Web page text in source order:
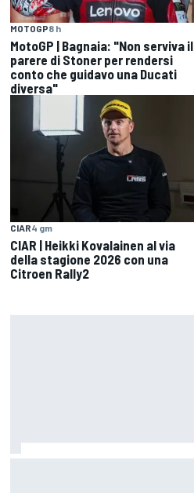
MOTOGP8 h
MotoGP | Bagnaia: "Non serviva il
parere di Stoner per rendersi
conto che guidavo una Ducati
diversa"
CIAR4 gm
CIAR | Heikki Kovalainen al via
della stagione 2026 con una
Citroen Rally2